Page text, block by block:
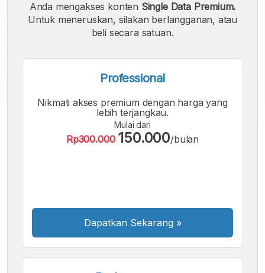
Font
A
Font
A
Font
Anda mengakses konten Single Data Premium.
Untuk meneruskan, silakan berlangganan, atau
beli secara satuan.
Professional
Nikmati akses premium dengan harga yang
lebih terjangkau.
Mulai dari
Rp300.000 150.000/bulan
Dapatkan Sekarang »